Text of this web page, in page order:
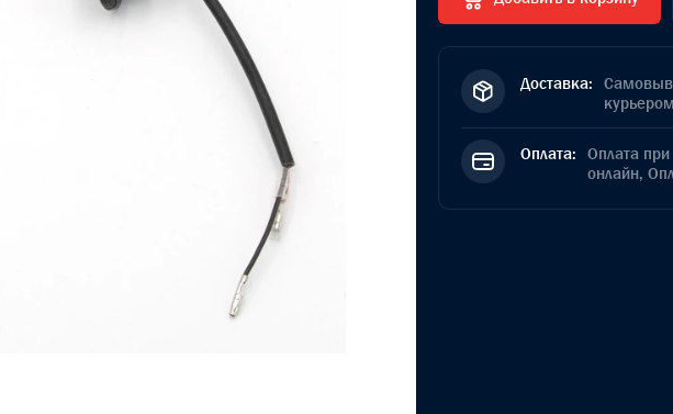
Доставка:
Оплата: Оплата
онлайн,